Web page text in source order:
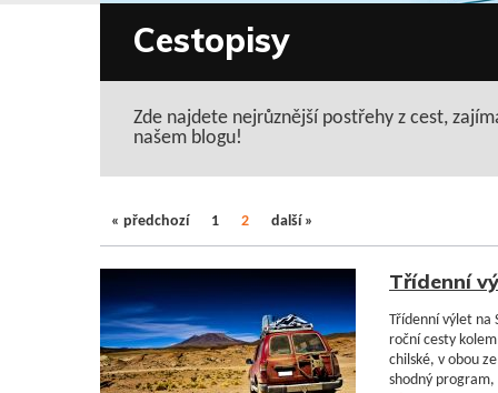
Cestopisy
Zde najdete nejrůznější postřehy z cest,
našem blogu!
« předchozí 1 2 další »
Třídenní
Třídenní výlet na
roční cesty
chilské, v obou
shodný